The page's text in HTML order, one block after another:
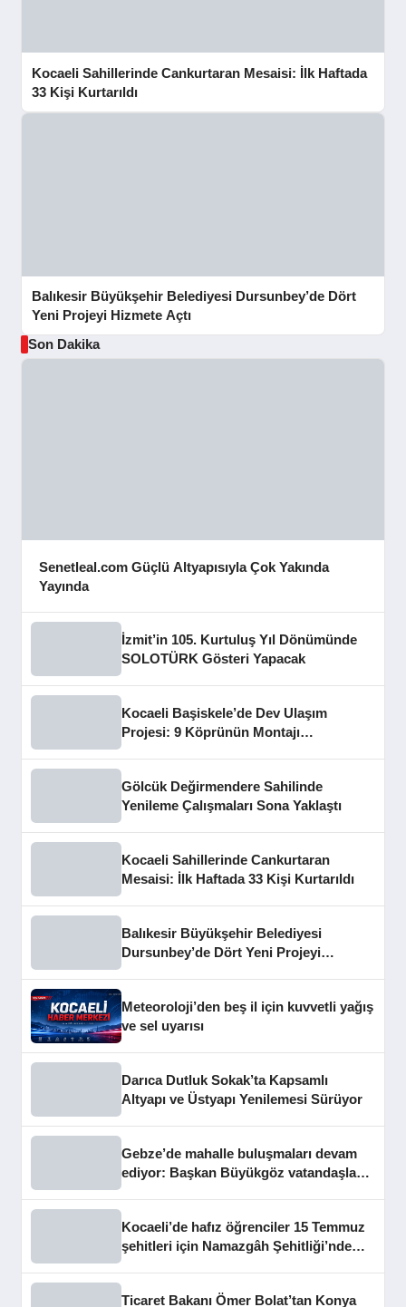
Kocaeli Sahillerinde Cankurtaran Mesaisi: İlk Haftada
33 Kişi Kurtarıldı
Balıkesir Büyükşehir Belediyesi Dursunbey’de Dört
Yeni Projeyi Hizmete Açtı
Son Dakika
Senetleal.com Güçlü Altyapısıyla Çok Yakında
Yayında
İzmit’in 105. Kurtuluş Yıl Dönümünde
SOLOTÜRK Gösteri Yapacak
Kocaeli Başiskele’de Dev Ulaşım
Projesi: 9 Köprünün Montajı
Gölcük Değirmendere Sahilinde
Yenileme Çalışmaları Sona Yaklaştı
Kocaeli Sahillerinde Cankurtaran
Mesaisi: İlk Haftada 33 Kişi Kurtarıldı
Balıkesir Büyükşehir Belediyesi
Dursunbey’de Dört Yeni Projeyi
Meteoroloji’den beş il için kuvvetli yağış
ve sel uyarısı
Darıca Dutluk Sokak’ta Kapsamlı
Altyapı ve Üstyapı Yenilemesi Sürüyor
Gebze’de mahalle buluşmaları devam
ediyor: Başkan Büyükgöz vatandaşları
Kocaeli’de hafız öğrenciler 15 Temmuz
şehitleri için Namazgâh Şehitliği’nde
Ticaret Bakanı Ömer Bolat’tan Konya